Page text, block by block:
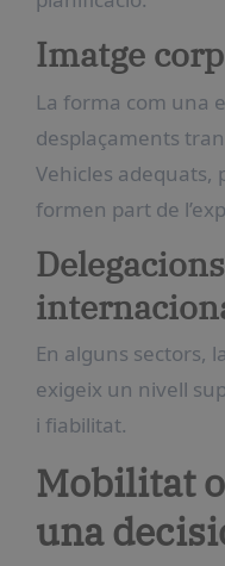
Imatge
La forma com una
desplaçaments
Vehicles adequats,
formen part de
En alguns sectors,
exigeix un nivell
i fiabilitat.
Mobilitat
una